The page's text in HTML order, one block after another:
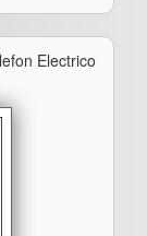
Electrico